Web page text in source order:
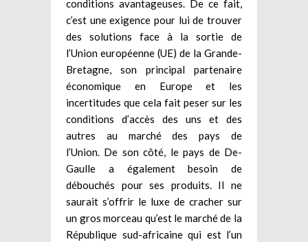
conditions avantageuses. De ce fait,
c’est une exigence pour lui de trouver
des solutions face à la sortie de
l’Union européenne (UE) de la Grande-
Bretagne, son principal partenaire
économique en Europe et les
incertitudes que cela fait peser sur les
conditions d’accès des uns et des
autres au marché des pays de
l’Union. De son côté, le pays de De-
Gaulle a également besoin de
débouchés pour ses produits. Il ne
saurait s’offrir le luxe de cracher sur
un gros morceau qu’est le marché de la
République sud-africaine qui est l’un